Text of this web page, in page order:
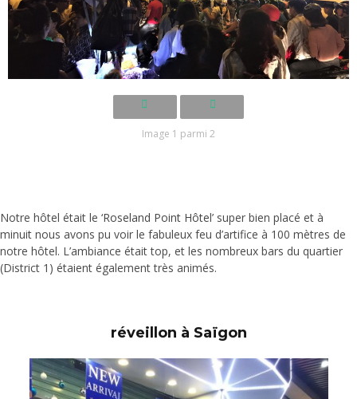
Image 1 parmi 2
Notre hôtel était le ‘Roseland Point Hôtel’ super bien placé et à
minuit nous avons pu voir le fabuleux feu d’artifice à 100 mètres de
notre hôtel. L’ambiance était top, et les nombreux bars du quartier
(District 1) étaient également très animés.
réveillon à Saïgon